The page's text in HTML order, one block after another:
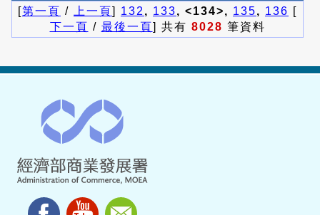
[第一頁 / 上一頁] 132 , 133, <134>, 135, 136 [
下一頁 / 最後一頁] 共有 8028 筆資料